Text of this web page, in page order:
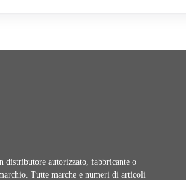
distributore autorizzato, fabbricante o
Tutte marche e numeri di articoli